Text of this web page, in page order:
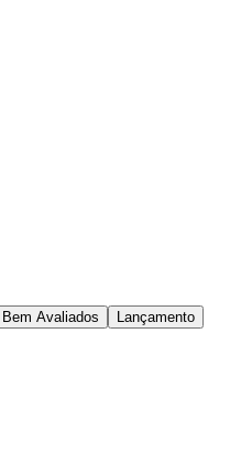
Bem Avaliados Lançamento